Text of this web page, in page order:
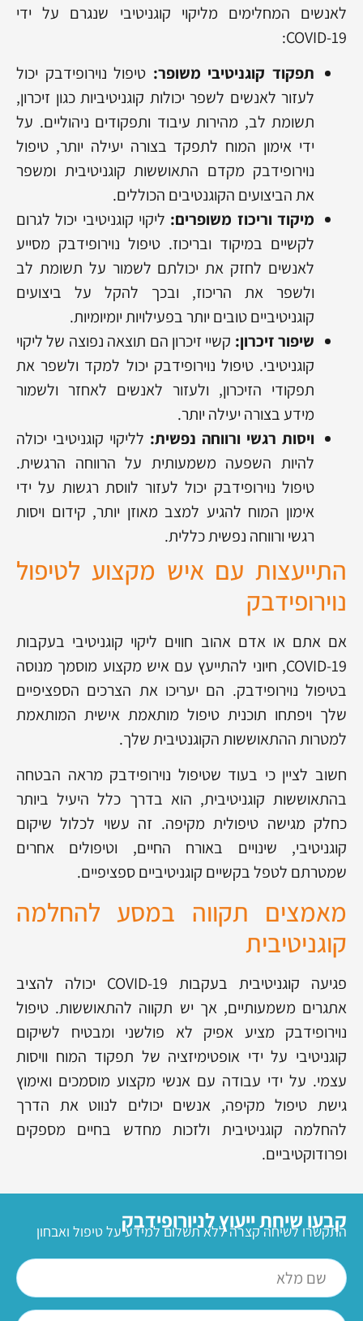
לאנשים המחלימים מליקוי קוגניטיבי שנגרם על ידי
COVID-19:
תפקוד קוגניטיבי משופר: טיפול נוירופידבק יכול
לעזור לאנשים לשפר יכולות קוגניטיביות כגון זיכרון,
תשומת לב, מהירות עיבוד ותפקודים ניהוליים. על
ידי אימון המוח לתפקד בצורה יעילה יותר, טיפול
נוירופידבק מקדם התאוששות קוגניטיבית ומשפר
את הביצועים הקוגנטיבים הכוללים.
מיקוד וריכוז משופרים: ליקוי קוגניטיבי יכול לגרום
לקשיים במיקוד ובריכוז. טיפול נוירופידבק מסייע
לאנשים לחזק את יכולתם לשמור על תשומת לב
ולשפר את הריכוז, ובכך להקל על ביצועים
קוגניטיביים טובים יותר בפעילויות יומיומיות.
שיפור זיכרון: קשיי זיכרון הם תוצאה נפוצה של ליקוי
קוגניטיבי. טיפול נוירופידבק יכול למקד ולשפר את
תפקודי הזיכרון, ולעזור לאנשים לאחזר ולשמור
מידע בצורה יעילה יותר.
ויסות רגשי ורווחה נפשית: לליקוי קוגניטיבי יכולה
להיות השפעה משמעותית על הרווחה הרגשית.
טיפול נוירופידבק יכול לעזור לווסת רגשות על ידי
אימון המוח להגיע למצב מאוזן יותר, קידום ויסות
רגשי ורווחה נפשית כללית.
התייעצות עם איש מקצוע לטיפול
נוירופידבק
אם אתם או אדם אהוב חווים ליקוי קוגניטיבי בעקבות
COVID-19, חיוני להתייעץ עם איש מקצוע מוסמך מנוסה
בטיפול נוירופידבק. הם יעריכו את הצרכים הספציפיים
שלך ויפתחו תוכנית טיפול מותאמת אישית המותאמת
למטרות ההתאוששות הקוגנטיבית שלך.
חשוב לציין כי בעוד שטיפול נוירופידבק מראה הבטחה
בהתאוששות קוגניטיבית, הוא בדרך כלל היעיל ביותר
כחלק מגישה טיפולית מקיפה. זה עשוי לכלול שיקום
קוגניטיבי, שינויים באורח החיים, וטיפולים אחרים
שמטרתם לטפל בקשיים קוגניטיביים ספציפיים.
מאמצים תקווה במסע להחלמה
קוגניטיבית
פגיעה קוגניטיבית בעקבות COVID-19 יכולה להציב
אתגרים משמעותיים, אך יש תקווה להתאוששות. טיפול
נוירופידבק מציע אפיק לא פולשני ומבטיח לשיקום
קוגניטיבי על ידי אופטימיזציה של תפקוד המוח וויסות
עצמי. על ידי עבודה עם אנשי מקצוע מוסמכים ואימוץ
גישת טיפול מקיפה, אנשים יכולים לנווט את הדרך
להחלמה קוגניטיבית ולזכות מחדש בחיים מספקים
ופרודוקטיביים.
קבעו שיחת ייעוץ לניורופידבק
התקשרו לשיחה קצרה ללא תשלום למידע על טיפול ואבחון